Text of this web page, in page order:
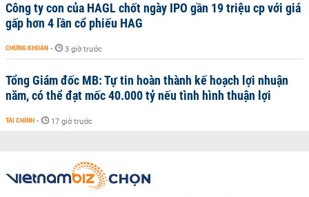
Công ty con của HAGL chốt ngày IPO gần 19 triệu cp với giá
gấp hơn 4 lần cổ phiếu HAG
CHỨNG KHOÁN - 3 giờ trước
Tổng Giám đốc MB: Tự tin hoàn thành kế hoạch lợi nhuận
năm, có thể đạt mốc 40.000 tỷ nếu tình hình thuận lợi
TÀI CHÍNH - 17 giờ trước